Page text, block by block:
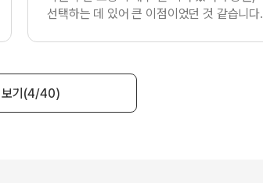
선택하는 데 있어 큰 이점이었던 것 같습니다.
기 (4/40)